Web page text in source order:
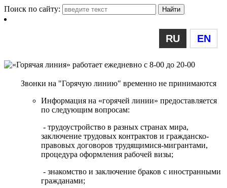
Поиск по сайту:
RU EN
Звонки на "Горячую линию" временно не принимаются
Информация на «горячей линии» предоставляется
по следующим вопросам:
- трудоустройство в разных странах мира,
заключение трудовых контрактов и гражданско-
правовых договоров трудящимися-мигрантами,
процедура оформления рабочей визы;
- знакомство и заключение браков с иностранными
гражданами;